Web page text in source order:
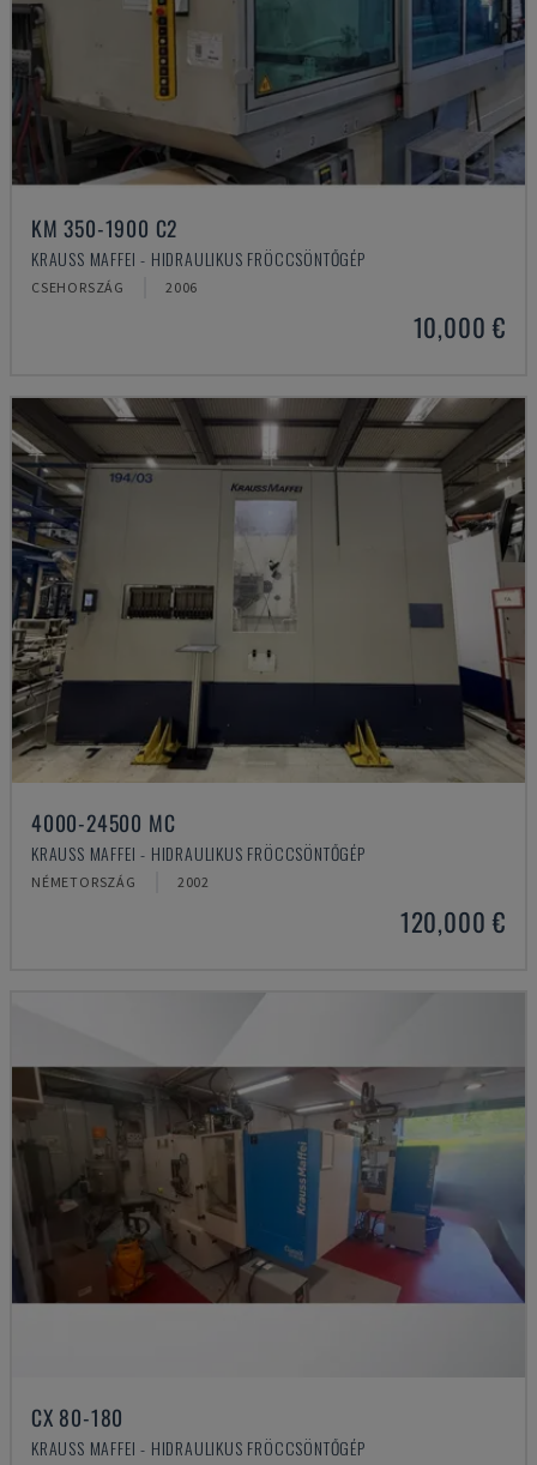
KM 350-1900 C2
KRAUSS MAFFEI - HIDRAULIKUS FRÖCCSÖNTŐGÉP
CSEHORSZÁG 2006
10,000 €
4000-24500 MC
KRAUSS MAFFEI - HIDRAULIKUS FRÖCCSÖNTŐGÉP
NÉMETORSZÁG 2002
120,000 €
CX 80-180
KRAUSS MAFFEI - HIDRAULIKUS FRÖCCSÖNTŐGÉP